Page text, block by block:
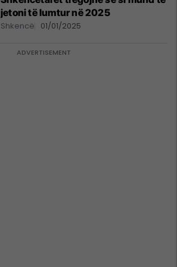
jetoni të lumtur në 2025
Shkencë 01/01/2025